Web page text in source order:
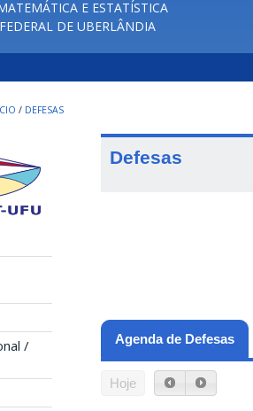
E ESTATÍSTICA
DE UBERLÂNDIA
/ DEFESAS
/
Defesas
Agenda de Defesas
Hoje